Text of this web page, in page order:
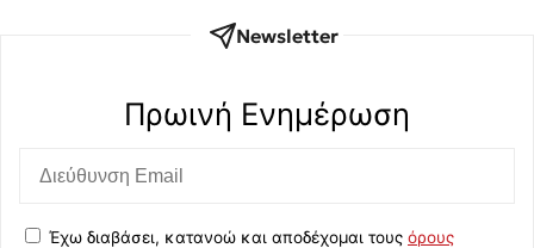
Newsletter
Πρωινή Eνημέρωση
Έχω διαβάσει, κατανοώ και αποδέχομαι τους όρους